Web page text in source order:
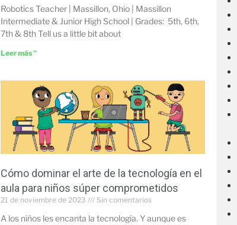
Robotics Teacher | Massillon, Ohio | Massillon
Intermediate & Junior High School | Grades: 5th, 6th,
7th & 8th Tell us a little bit about
Leer más "
Cómo dominar el arte de la tecnología en el
aula para niños súper comprometidos
21 de noviembre de 2023 Sin comentarios
A los niños les encanta la tecnología. Y aunque es